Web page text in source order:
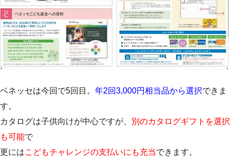
ベネッセは今回で5回目。 年2回3,000円相当品から選択できま
す。
カタログは子供向けが中心ですが、
別のカタログギフトを選択
も可能で
更にはこどもチャレンジの支払いにも充当できます。